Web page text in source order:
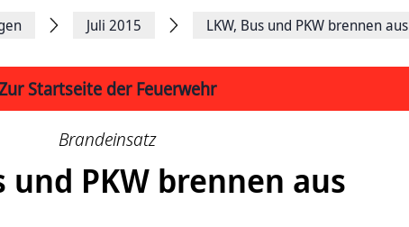
Juli 2015 LKW, Bus und PKW brennen aus
Startseite der Feuerwehr
Brandeinsatz
und PKW brennen aus